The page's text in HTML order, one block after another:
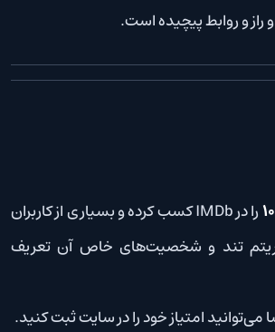
راز و روابط پیچیده است.
را در IMDb کسب کرده و بسیاری از کاربران
ریتم تند و شخصیت‌های خاص آن تعریف
امتیاز خود را در سایت ثبت کنید.